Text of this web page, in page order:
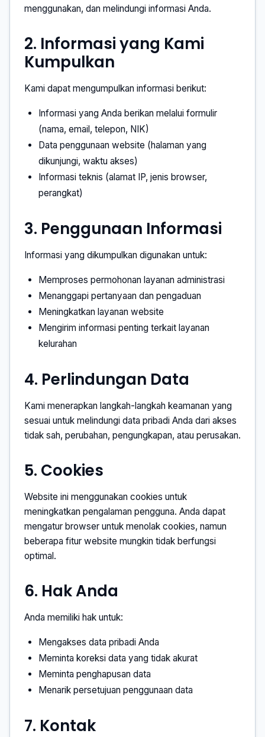
menggunakan, dan melindungi informasi Anda.
2. Informasi yang Kami
Kumpulkan
Kami dapat mengumpulkan informasi berikut:
Informasi yang Anda berikan melalui formulir
(nama, email, telepon, NIK)
Data penggunaan website (halaman yang
dikunjungi, waktu akses)
Informasi teknis (alamat IP, jenis browser,
perangkat)
3. Penggunaan Informasi
Informasi yang dikumpulkan digunakan untuk:
Memproses permohonan layanan administrasi
Menanggapi pertanyaan dan pengaduan
Meningkatkan layanan website
Mengirim informasi penting terkait layanan
kelurahan
4. Perlindungan Data
Kami menerapkan langkah-langkah keamanan yang
sesuai untuk melindungi data pribadi Anda dari akses
tidak sah, perubahan, pengungkapan, atau perusakan.
5. Cookies
Website ini menggunakan cookies untuk
meningkatkan pengalaman pengguna. Anda dapat
mengatur browser untuk menolak cookies, namun
beberapa fitur website mungkin tidak berfungsi
optimal.
6. Hak Anda
Anda memiliki hak untuk:
Mengakses data pribadi Anda
Meminta koreksi data yang tidak akurat
Meminta penghapusan data
Menarik persetujuan penggunaan data
7. Kontak